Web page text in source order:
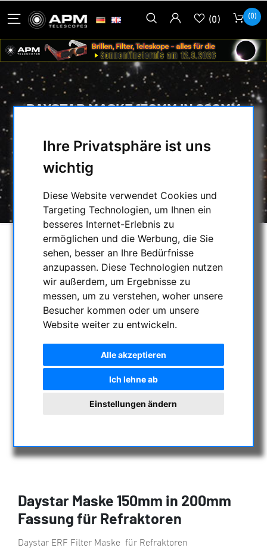
Ihre Privatsphäre ist uns
wichtig
Diese Website verwendet Cookies und
Targeting Technologien, um Ihnen ein
besseres Internet-Erlebnis zu
ermöglichen und die Werbung, die Sie
sehen, besser an Ihre Bedürfnisse
anzupassen. Diese Technologien nutzen
wir außerdem, um Ergebnisse zu
messen, um zu verstehen, woher unsere
Besucher kommen oder um unsere
Website weiter zu entwickeln.
Alle akzeptieren
Ich lehne ab
Einstellungen ändern
(0) (0)
DAYSTAR MASKE 150MM IN 200MM
HOME / SONNENBEOBACHTUNG /
OPTISCHES ZUBEHÖR
FASSUNG FÜR REFRAKTOREN
Daystar Maske 150mm in 200mm
Fassung für Refraktoren
Daystar ERF Filter Maske für Refraktoren